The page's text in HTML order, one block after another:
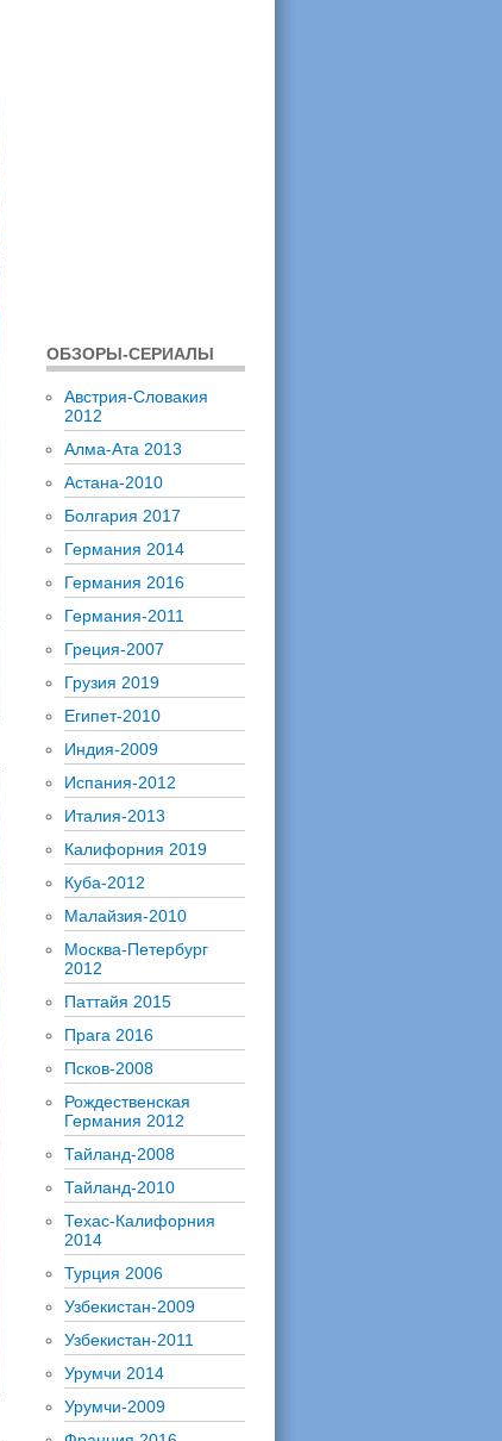
ОБЗОРЫ-СЕРИАЛЫ
Австрия-Словакия
2012
Алма-Ата 2013
Астана-2010
Болгария 2017
Германия 2014
Германия 2016
Германия-2011
Греция-2007
Грузия 2019
Египет-2010
Индия-2009
Испания-2012
Италия-2013
Калифорния 2019
Куба-2012
Малайзия-2010
Москва-Петербург
2012
Паттайя 2015
Прага 2016
Псков-2008
Рождественская
Германия 2012
Тайланд-2008
Тайланд-2010
Техас-Калифорния
2014
Турция 2006
Узбекистан-2009
Узбекистан-2011
Урумчи 2014
Урумчи-2009